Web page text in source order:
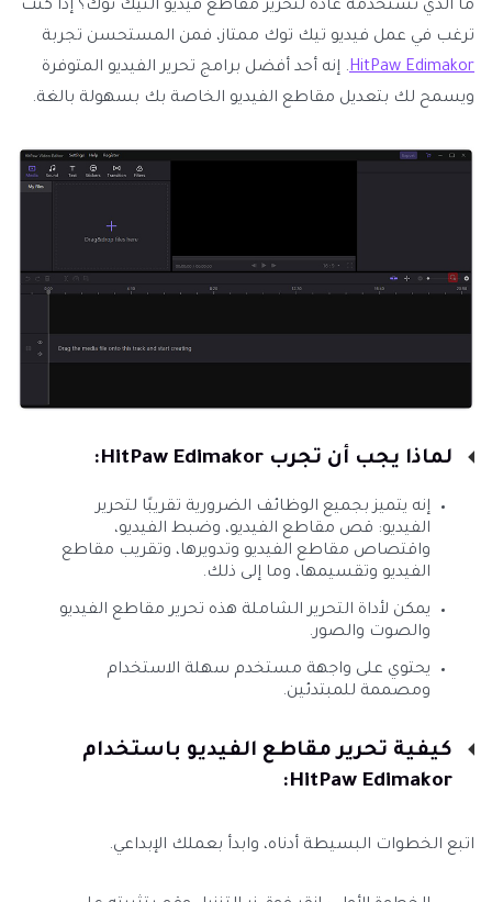
ما الذي تستخدمه عادةً لتحرير مقاطع فيديو التيك توك؟ إذا كنت
ترغب في عمل فيديو تيك توك ممتاز، فمن المستحسن تجربة
HitPaw Edimakor. إنه أحد أفضل برامج تحرير الفيديو المتوفرة
ويسمح لك بتعديل مقاطع الفيديو الخاصة بك بسهولة بالغة.
لماذا يجب أن تجرب HitPaw Edimakor:
إنه يتميز بجميع الوظائف الضرورية تقريبًا لتحرير
الفيديو: قص مقاطع الفيديو، وضبط الفيديو،
واقتصاص مقاطع الفيديو وتدويرها، وتقريب مقاطع
الفيديو وتقسيمها، وما إلى ذلك.
يمكن لأداة التحرير الشاملة هذه تحرير مقاطع الفيديو
والصوت والصور.
يحتوي على واجهة مستخدم سهلة الاستخدام
ومصممة للمبتدئين.
كيفية تحرير مقاطع الفيديو باستخدام
HitPaw Edimakor:
اتبع الخطوات البسيطة أدناه، وابدأ بعملك الإبداعي.